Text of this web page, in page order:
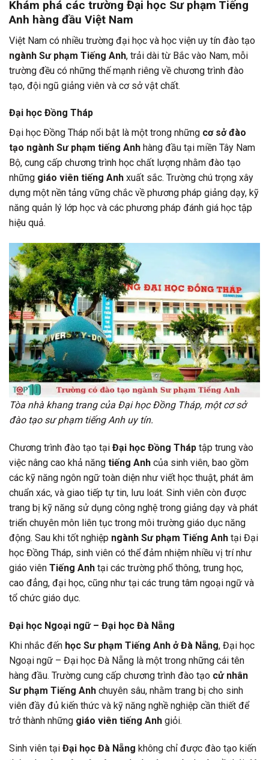
Khám phá các trường Đại học Sư phạm Tiếng
Anh hàng đầu Việt Nam
Việt Nam có nhiều trường đại học và học viện uy tín đào tạo
ngành Sư phạm Tiếng Anh, trải dài từ Bắc vào Nam, mỗi
trường đều có những thế mạnh riêng về chương trình đào
tạo, đội ngũ giảng viên và cơ sở vật chất.
Đại học Đồng Tháp
Đại học Đồng Tháp nổi bật là một trong những cơ sở đào
tạo ngành Sư phạm tiếng Anh hàng đầu tại miền Tây Nam
Bộ, cung cấp chương trình học chất lượng nhằm đào tạo
những giáo viên tiếng Anh xuất sắc. Trường chú trọng xây
dựng một nền tảng vững chắc về phương pháp giảng dạy, kỹ
năng quản lý lớp học và các phương pháp đánh giá học tập
hiệu quả.
Tòa nhà khang trang của Đại học Đồng Tháp, một cơ sở
đào tạo sư phạm tiếng Anh uy tín.
Chương trình đào tạo tại Đại học Đồng Tháp tập trung vào
việc nâng cao khả năng tiếng Anh của sinh viên, bao gồm
các kỹ năng ngôn ngữ toàn diện như viết học thuật, phát âm
chuẩn xác, và giao tiếp tự tin, lưu loát. Sinh viên còn được
trang bị kỹ năng sử dụng công nghệ trong giảng dạy và phát
triển chuyên môn liên tục trong môi trường giáo dục năng
động. Sau khi tốt nghiệp ngành Sư phạm Tiếng Anh tại Đại
học Đồng Tháp, sinh viên có thể đảm nhiệm nhiều vị trí như
giáo viên Tiếng Anh tại các trường phổ thông, trung học,
cao đẳng, đại học, cũng như tại các trung tâm ngoại ngữ và
tổ chức giáo dục.
Đại học Ngoại ngữ – Đại học Đà Nẵng
Khi nhắc đến học Sư phạm Tiếng Anh ở Đà Nẵng, Đại học
Ngoại ngữ – Đại học Đà Nẵng là một trong những cái tên
hàng đầu. Trường cung cấp chương trình đào tạo cử nhân
Sư phạm Tiếng Anh chuyên sâu, nhằm trang bị cho sinh
viên đầy đủ kiến thức và kỹ năng nghề nghiệp cần thiết để
trở thành những giáo viên tiếng Anh giỏi.
Sinh viên tại Đại học Đà Nẵng không chỉ được đào tạo kiến